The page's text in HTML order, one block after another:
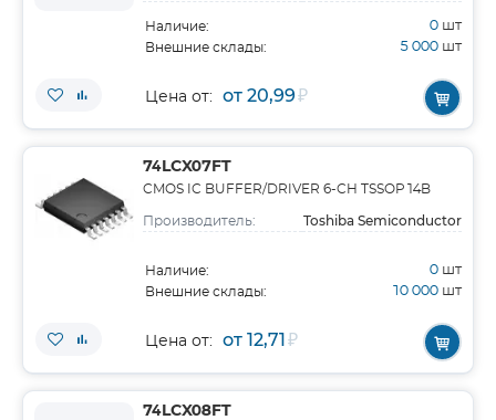
Наличие: 0 шт
Внешние склады: 5 000 шт
Цена от: от 20,99₽
74LCX07FT
CMOS IC BUFFER/DRIVER 6-CH TSSOP14B
Производитель: Toshiba Semiconductor
Наличие: 0 шт
Внешние склады: 10 000 шт
Цена от: от 12,71₽
74LCX08FT